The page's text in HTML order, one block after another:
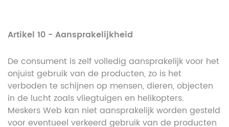
Artikel 10 - Aansprakelijkheid
De consument is zelf volledig aansprakelijk voor het
onjuist gebruik van de producten, zo is het
verboden te schijnen op mensen, dieren, objecten
in de lucht zoals vliegtuigen en helikopters.
Meskers Web kan niet aansprakelijk worden gesteld
voor eventueel verkeerd gebruik van de producten